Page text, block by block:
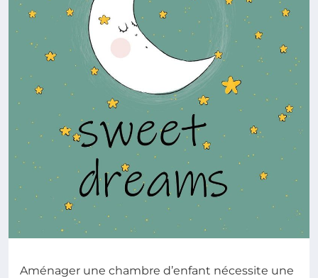
Aménager une chambre d’enfant nécessite une